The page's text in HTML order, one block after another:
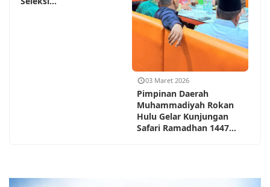
03 Maret 2026
Pimpinan Daerah
Muhammadiyah Rokan
Hulu Gelar Kunjungan
Safari Ramadhan 1447...